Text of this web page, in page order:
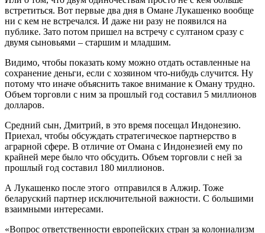
встретиться. Вот первые два дня в Омане Лукашенко вообще
ни с кем не встречался. И даже ни разу не появился на
публике. Зато потом пришел на встречу с султаном сразу с
двумя сыновьями – старшим и младшим.
Видимо, чтобы показать кому можно отдать оставленные на
сохранение деньги, если с хозяином что-нибудь случится. Ну
потому что иначе объяснить такое внимание к Оману трудно.
Объем торговли с ним за прошлый год составил 5 миллионов
долларов.
Средний сын, Дмитрий, в это время посещал Индонезию.
Приехал, чтобы обсуждать стратегическое партнерство в
аграрной сфере. В отличие от Омана с Индонезией ему по
крайней мере было что обсудить. Объем торговли с ней за
прошлый год составил 180 миллионов.
А Лукашенко после этого отправился в Алжир. Тоже
беларуский партнер исключительной важности. С большими
взаимными интересами.
«Вопрос ответственности европейских стран за колониализм